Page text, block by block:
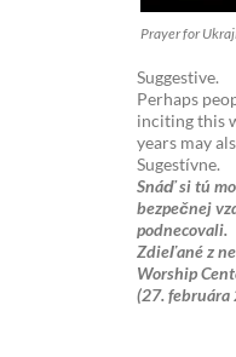
Prayer for
Suggestive.
Perhaps
inciting this
years may
Sugestívne.
Snáď si tú
bezpečnej
podnecovali.
Zdieľané z
Worship
(27. februára